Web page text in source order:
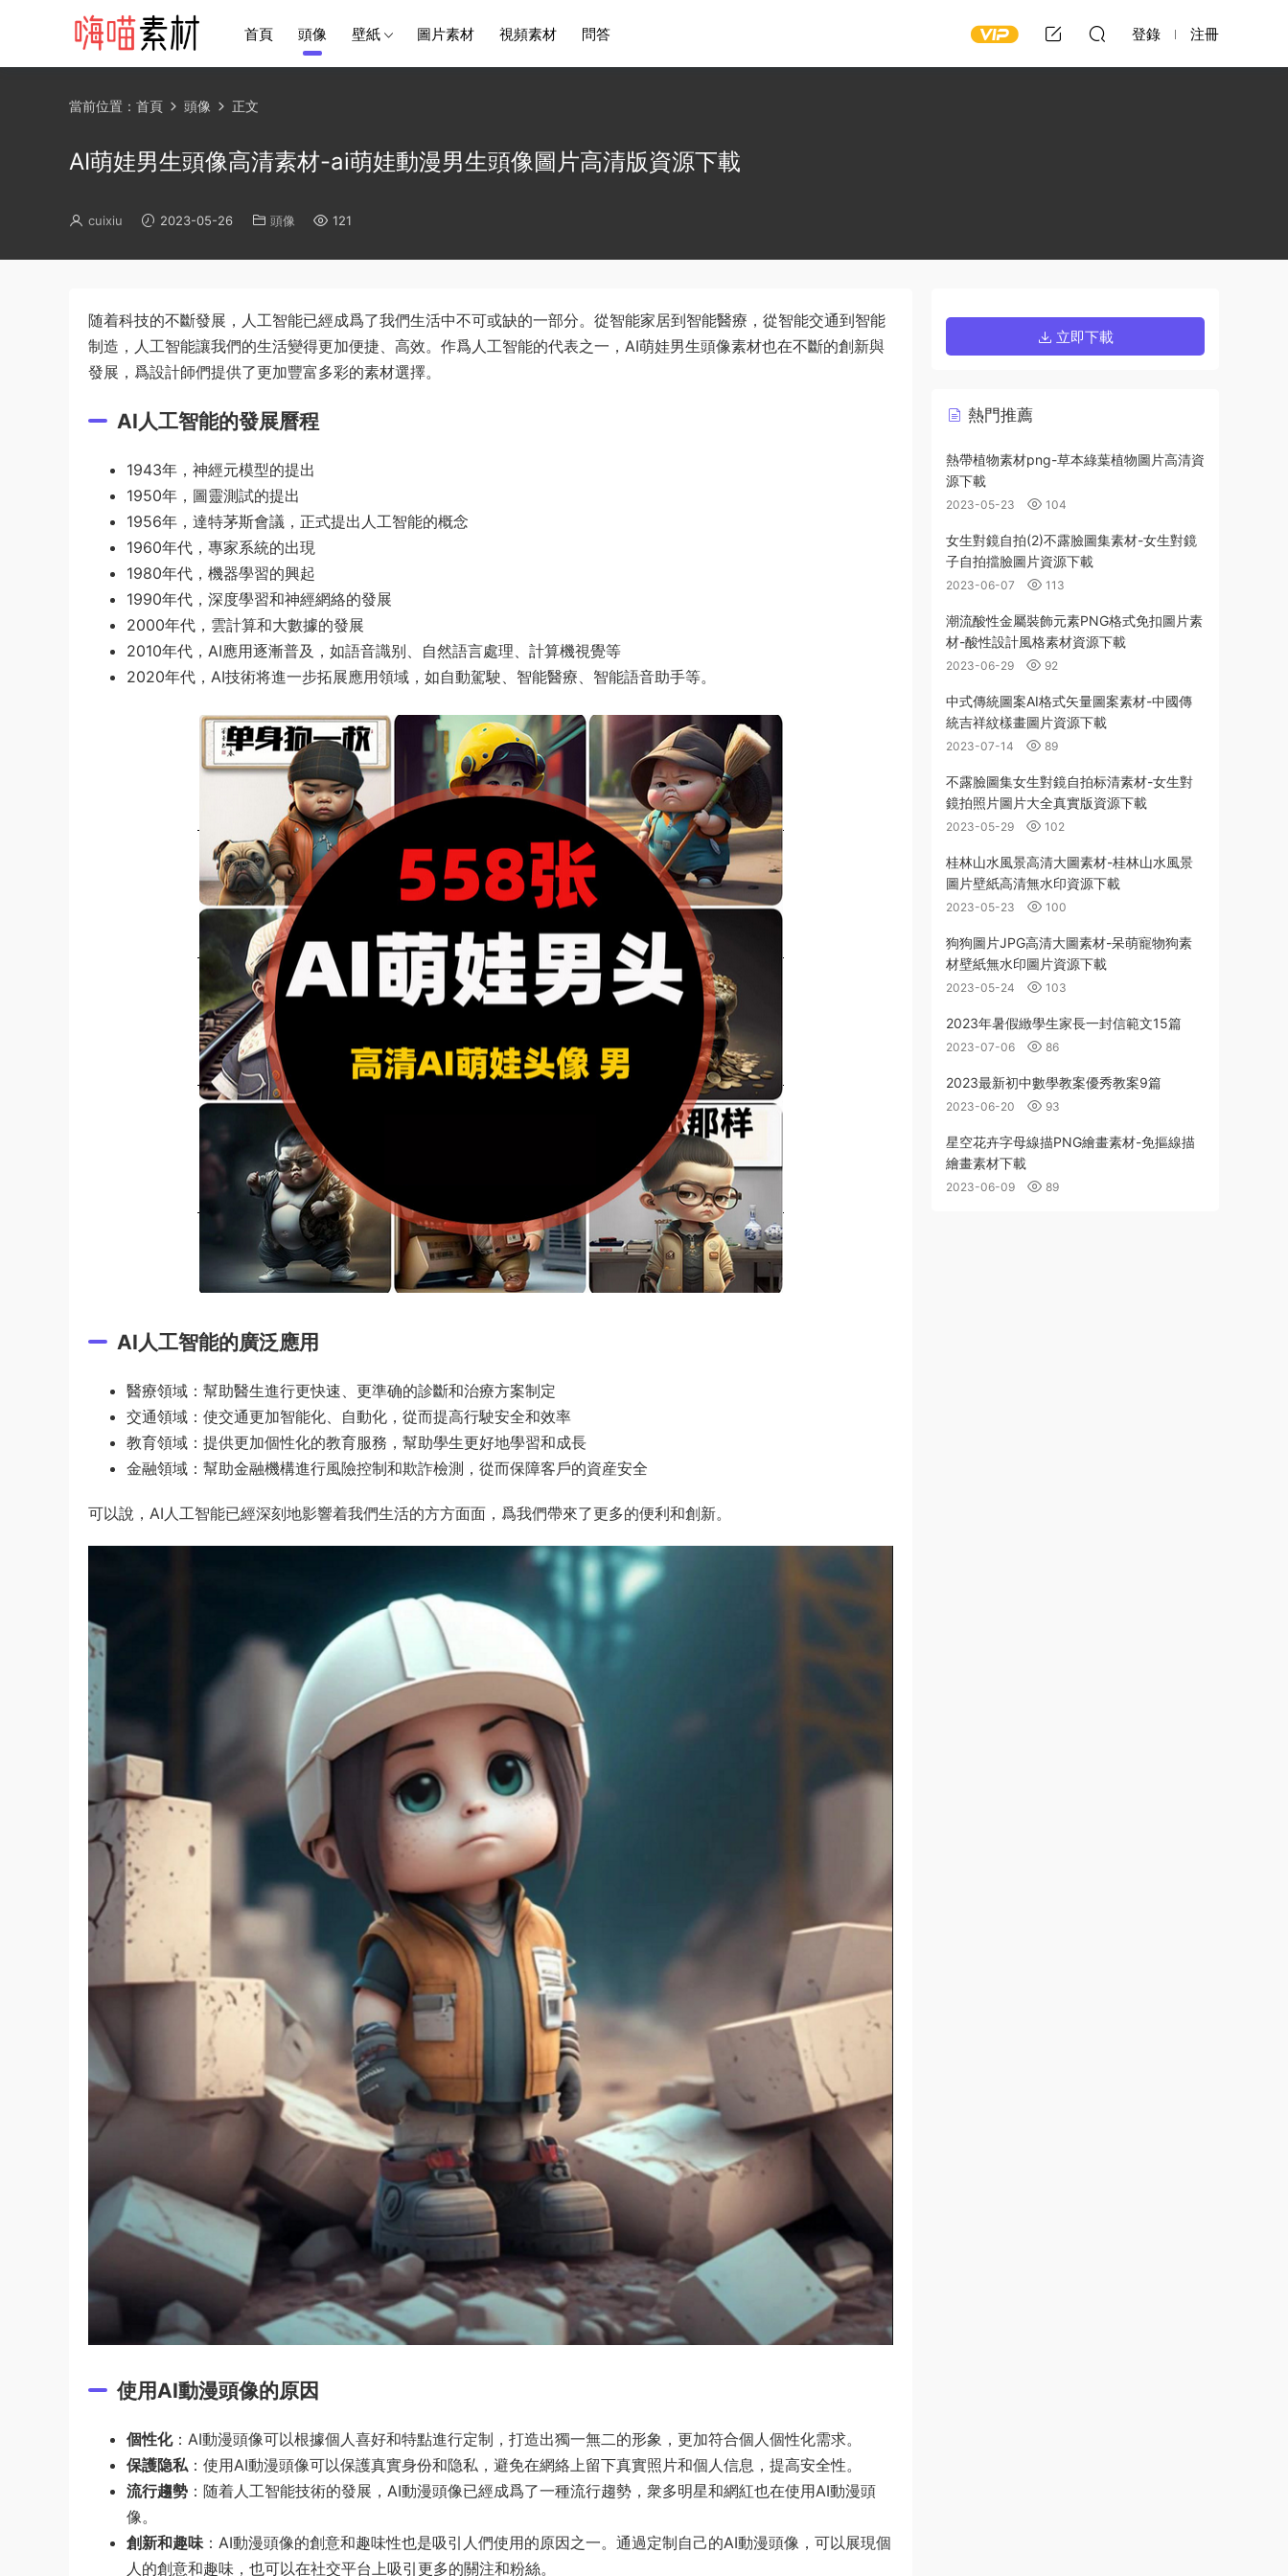
首頁 頭像 壁紙 圖片素材 視頻素材 問答 登錄 注冊
當前位置： 首頁 頭像 正文
AI萌娃男生頭像高清素材-ai萌娃動漫男生頭像圖片高清版資源下載
cuixiu 2023-05-26 頭像 121
随着科技的不斷發展，人工智能已經成爲了我們生活中不可或缺的一部分。從智能家居到智能醫療，從智能交通到智能
制造，人工智能讓我們的生活變得更加便捷、高效。作爲人工智能的代表之一，AI萌娃男生頭像素材也在不斷的創新與
發展，爲設計師們提供了更加豐富多彩的素材選擇。
AI人工智能的發展曆程
1943年，神經元模型的提出
1950年，圖靈測試的提出
1956年，達特茅斯會議，正式提出人工智能的概念
1960年代，專家系統的出現
1980年代，機器學習的興起
1990年代，深度學習和神經網絡的發展
2000年代，雲計算和大數據的發展
2010年代，AI應用逐漸普及，如語音識别、自然語言處理、計算機視覺等
2020年代，AI技術将進一步拓展應用領域，如自動駕駛、智能醫療、智能語音助手等。
AI人工智能的廣泛應用
醫療領域：幫助醫生進行更快速、更準确的診斷和治療方案制定
交通領域：使交通更加智能化、自動化，從而提高行駛安全和效率
教育領域：提供更加個性化的教育服務，幫助學生更好地學習和成長
金融領域：幫助金融機構進行風險控制和欺詐檢測，從而保障客戶的資産安全
可以說，AI人工智能已經深刻地影響着我們生活的方方面面，爲我們帶來了更多的便利和創新。
使用AI動漫頭像的原因
個性化：AI動漫頭像可以根據個人喜好和特點進行定制，打造出獨一無二的形象，更加符合個人個性化需求。
保護隐私：使用AI動漫頭像可以保護真實身份和隐私，避免在網絡上留下真實照片和個人信息，提高安全性。
流行趨勢 ：随着人工智能技術的發展，AI動漫頭像已經成爲了一種流行趨勢，衆多明星和網紅也在使用AI動漫頭
像。
創新和趣味：AI動漫頭像的創意和趣味性也是吸引人們使用的原因之一。通過定制自己的AI動漫頭像，可以展現個
人的創意和趣味，也可以在社交平台上吸引更多的關注和粉絲。
立即下載
熱門推薦
熱帶植物素材png-草本綠葉植物圖片高清資
源下載
2023-05-23 104
女生對鏡自拍(2)不露臉圖集素材-女生對鏡
子自拍擋臉圖片資源下載
2023-06-07 113
潮流酸性金屬裝飾元素PNG格式免扣圖片素
材-酸性設計風格素材資源下載
2023-06-29 92
中式傳統圖案AI格式矢量圖案素材-中國傳
統吉祥紋樣畫圖片資源下載
2023-07-14 89
不露臉圖集女生對鏡自拍标清素材-女生對
鏡拍照片圖片大全真實版資源下載
2023-05-29 102
桂林山水風景高清大圖素材-桂林山水風景
圖片壁紙高清無水印資源下載
2023-05-23 100
狗狗圖片JPG高清大圖素材-呆萌寵物狗素
材壁紙無水印圖片資源下載
2023-05-24 103
2023年暑假緻學生家長一封信範文15篇
2023-07-06 86
2023最新初中數學教案優秀教案9篇
2023-06-20 93
星空花卉字母線描PNG繪畫素材-免摳線描
繪畫素材下載
2023-06-09 89